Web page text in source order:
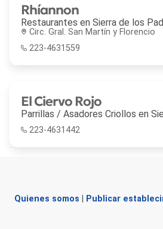
Rhíannon
Restaurantes en Sierra de los
Circ. Gral. San Martín y Florencio
223-4631559
El Ciervo Rojo
Parrillas / Asadores Criollos en
223-4631442
Quienes somos Publicar